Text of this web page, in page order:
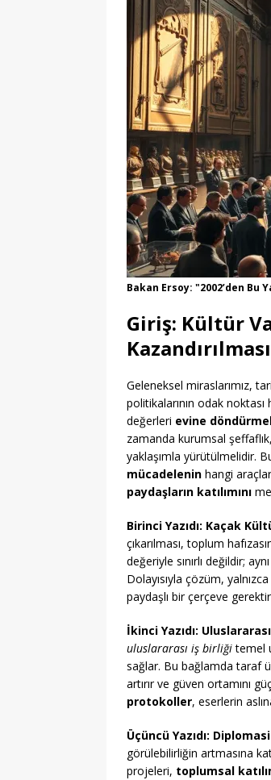
Bakan Ersoy: "2002’den Bu
Giriş: Kültür
Kazandırılması
Geleneksel miraslarımız,
politikalarının odak
değerleri evine
zamanda kurumsal
yaklaşımla yürütülmelidir.
mücadelenin hangi
paydaşların katılımını
Birinci Yazıdı: Kaçak
çıkarılması, toplum
değeriyle sınırlı değildir;
Dolayısıyla çözüm,
paydaşlı bir çerçeve
İkinci Yazıdı:
uluslararası iş birliğitemel
sağlar. Bu bağlamda taraf
artırır ve güven ortamını
protokoller, eserlerin
Üçüncü Yazıdı:
görülebilirliğin artmasına
projeleri, toplumsal